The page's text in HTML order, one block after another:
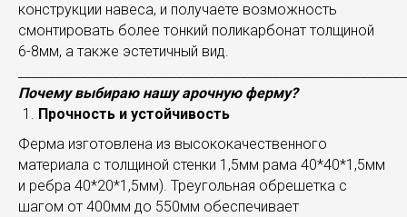
конструкции навеса, и получаете возможность
смонтировать более тонкий поликарбонат толщиной
6-8мм, а также эстетичный вид.
Почему выбираю нашу арочную ферму?
Прочность и устойчивость
Ферма изготовлена из высококачественного
материала с толщиной стенки 1,5мм рама 40*40*1,5мм
и ребра 40*20*1,5мм). Треугольная обрешетка с
шагом от 400мм до 550мм обеспечивает